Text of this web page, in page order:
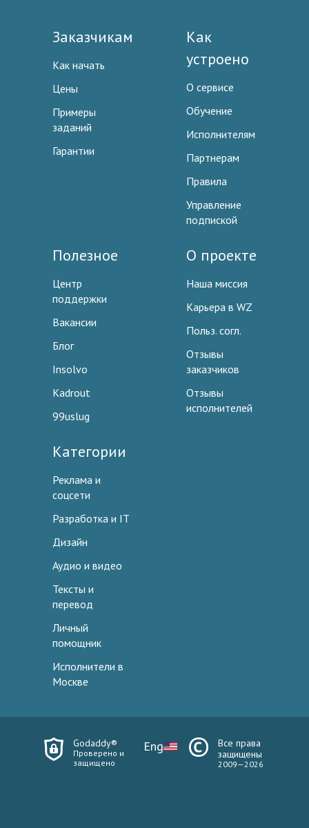
Заказчикам
Как начать
Цены
Примеры
заданий
Гарантии
Как
устроено
О сервисе
Обучение
Исполнителям
Партнерам
Правила
Управление
подпиской
Полезное
Центр
поддержки
Вакансии
Блог
Insolvo
Kadrout
99uslug
О проекте
Наша миссия
Карьера в WZ
Польз. согл.
Отзывы
заказчиков
Отзывы
исполнителей
Категории
Реклама и
соцсети
Разработка и IT
Дизайн
Аудио и видео
Тексты и
перевод
Личный
помощник
Исполнители в
Москве
Godaddy®
Проверено и
защищено
Eng
Все права
защищены
2009—2026